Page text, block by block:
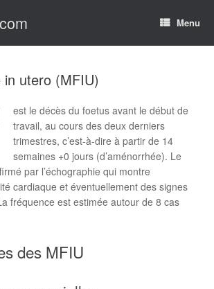
Menu
utero (MFIU)
est le décès du foetus avant le début de
travail, au cours des deux derniers
trimestres, c’est-à-dire à partir de 14
semaines +0 jours (d’aménorrhée). Le
par l’échographie qui montre
cardiaque et éventuellement des signes
fréquence est estimée autour de 8 cas
des MFIU